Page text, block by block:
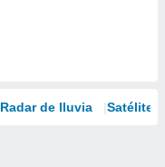
Radar de lluvia Satélites